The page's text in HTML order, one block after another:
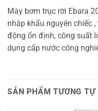
Máy bơm trục rời Ebara
nhập khẩu nguyên chiếc
động ổn định, công suất
dụng cấp nước công
SẢN PHẨM TƯƠNG TỰ